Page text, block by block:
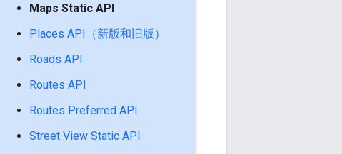
Maps Static API
Places API（新版和旧版）
Roads API
Routes API
Routes Preferred API
Street View Static API